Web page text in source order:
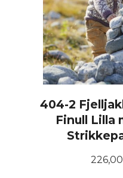
404-2
Finull Lilla
Pris
226,00